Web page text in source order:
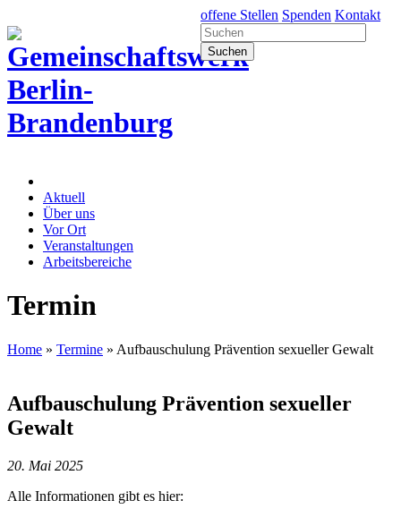
offene Stellen Spenden Kontakt
Aktuell
Über uns
Vor Ort
Veranstaltungen
Arbeitsbereiche
Termin
Home » Termine » Aufbauschulung Prävention sexueller Gewalt
Aufbauschulung Prävention sexueller
Gewalt
20. Mai 2025
Alle Informationen gibt es hier: